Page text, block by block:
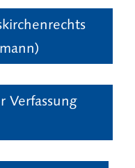
Verfassung